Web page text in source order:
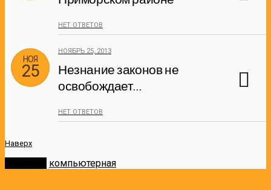
НЕТ ОТВЕТОВ
НОЯ
25
НОЯБРЬ 25, 2013
Незнание законов не
освобождает…
НЕТ ОТВЕТОВ
Наверх
компьютерная